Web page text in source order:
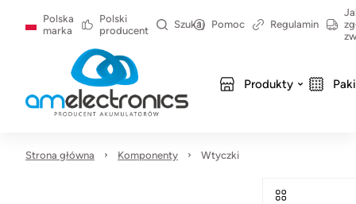
Polska
marka
Polski
producent
Szukaj Pomoc Regulamin
Produkty
Strona główna Komponenty Wtyczki